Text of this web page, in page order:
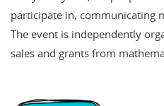
participate in, communicating
The event is independently
sales and grants from